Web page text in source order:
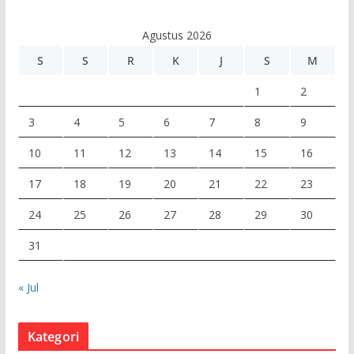
Agustus 2026
S
S R K J S M
1 2
3 4 5 6 7 8 9
10 11 12 13 14 15 16
17 18 19 20 21 22 23
24 25 26 27 28 29 30
31
« Jul
Kategori